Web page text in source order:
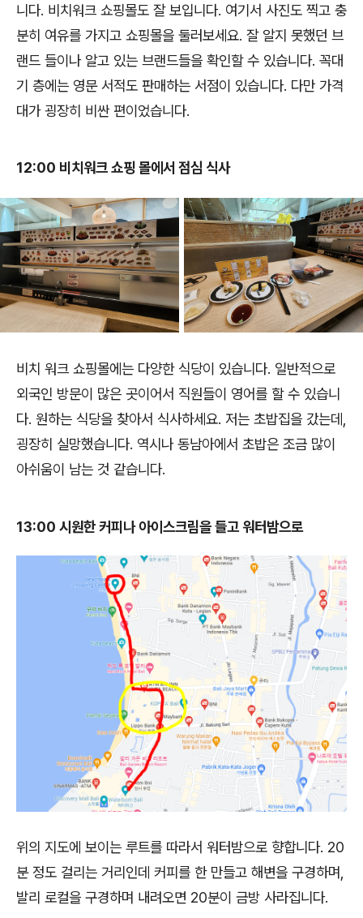
니다. 비치워크 쇼핑몰도 잘 보입니다. 여기서 사진도 찍고 충
분히 여유를 가지고 쇼핑몰을 둘러보세요. 잘 알지 못했던 브
랜드 들이나 알고 있는 브랜드들을 확인할 수 있습니다. 꼭대
기 층에는 영문 서적도 판매하는 서점이 있습니다. 다만 가격
대가 굉장히 비싼 편이었습니다.
12:00 비치워크 쇼핑 몰에서 점심 식사
비치 워크 쇼핑몰에는 다양한 식당이 있습니다. 일반적으로
외국인 방문이 많은 곳이어서 직원들이 영어를 할 수 있습니
다. 원하는 식당을 찾아서 식사하세요. 저는 초밥집을 갔는데,
굉장히 실망했습니다. 역시나 동남아에서 초밥은 조금 많이
아쉬움이 남는 것 같습니다.
13:00 시원한 커피나 아이스크림을 들고 워터밤으로
위의 지도에 보이는 루트를 따라서 워터밤으로 향합니다. 20
분 정도 걸리는 거리인데 커피를 한 만들고 해변을 구경하며,
발리 로컬을 구경하며 내려오면 20분이 금방 사라집니다.